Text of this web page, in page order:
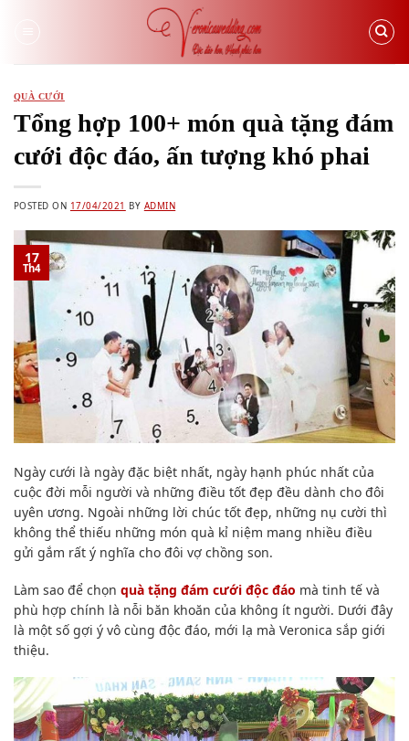
QUÀ CƯỚI
Tổng hợp 100+ món quà tặng đám
cưới độc đáo, ấn tượng khó phai
POSTED ON 17/04/2021 BY ADMIN
17
Th4
Ngày cưới là ngày đặc biệt nhất, ngày hạnh phúc nhất của
cuộc đời mỗi người và những điều tốt đẹp đều dành cho đôi
uyên ương. Ngoài những lời chúc tốt đẹp, những nụ cười thì
không thể thiếu những món quà kỉ niệm mang nhiều điều
gửi gắm rất ý nghĩa cho đôi vợ chồng son.
Làm sao để chọn quà tặng đám cưới độc đáo mà tinh tế và
phù hợp chính là nỗi băn khoăn của không ít người. Dưới đây
là một số gợi ý vô cùng độc đáo, mới lạ mà Veronica sắp giới
thiệu.